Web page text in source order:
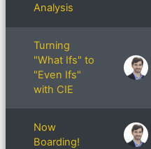
Analysis
Turning
"What Ifs" to
"Even Ifs"
with CIE
Now
Boarding!